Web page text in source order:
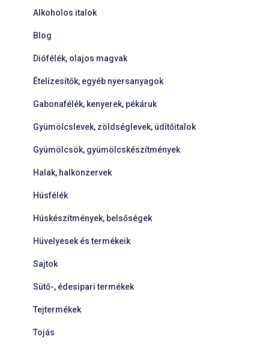
Alkoholos italok
Blog
Diófélék, olajos magvak
Ételízesítők, egyéb nyersanyagok
Gabonafélék, kenyerek, pékáruk
Gyümölcslevek, zöldséglevek, üdítőitalok
Gyümölcsök, gyümölcskészítmények
Halak, halkonzervek
Húsfélék
Húskészítmények, belsőségek
Hüvelyesek és termékeik
Sajtok
Sütő-, édesipari termékek
Tejtermékek
Tojás